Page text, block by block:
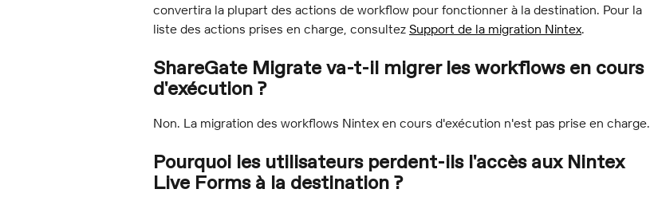
convertira la plupart des actions de workflow pour fonctionner à la destination. Pour la
liste des actions prises en charge, consultez Support de la migration Nintex.
ShareGate Migrate va-t-il migrer les workflows en cours
d'exécution ?
Non. La migration des workflows Nintex en cours d'exécution n'est pas prise en charge.
Pourquoi les utilisateurs perdent-ils l'accès aux Nintex
Live Forms à la destination ?